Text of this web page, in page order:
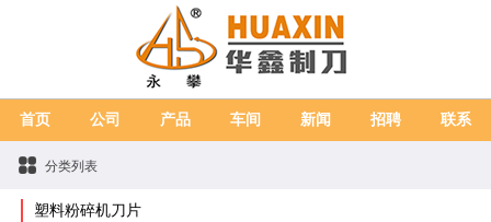
首页 公司 产品 车间 新闻 招聘 联系
分类列表
塑料粉碎机刀片